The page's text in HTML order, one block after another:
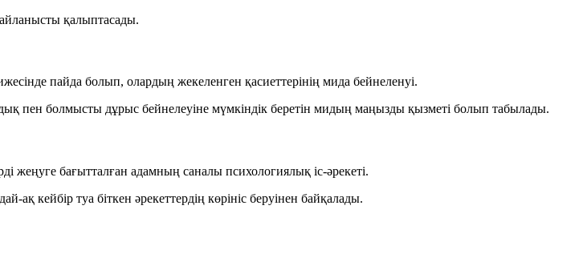
қалыптасады.
пайда болып, олардың жекеленген қасиеттерінің мида бейнеленуі.
пен болмысты дұрыс бейнелеуіне мүмкіндік беретін мидың маңызды қызметі болып табылады.
жеңуге бағытталған адамның саналы психологиялық іс-әрекеті.
кейбір туа біткен әрекеттердің көрініс беруінен байқалады.